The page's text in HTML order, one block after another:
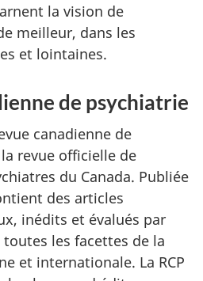
la vision de
meilleur, dans les
et lointaines.
de psychiatrie
canadienne de
revue officielle de
du Canada. Publiée
des articles
inédits et évalués par
les facettes de la
et internationale. La RCP